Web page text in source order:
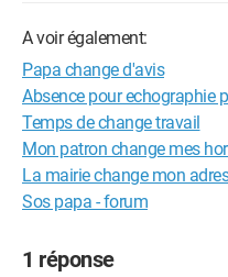
A voir également:
Papa change d'avis
Absence pour echographie
Temps de change travail
Mon patron change mes
La mairie change mon
Sos papa - forum
1 réponse